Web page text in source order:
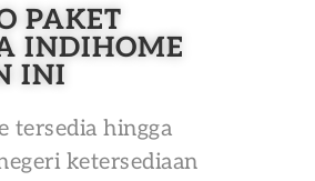
PAKET
INDIHOME
INI
tersedia hingga
ketersediaan